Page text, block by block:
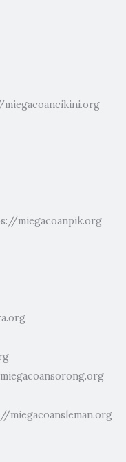
miegacoanpik.org
miegacoansleman.org